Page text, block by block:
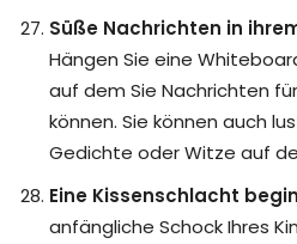
Süße Nachrichten in
Hängen Sie eine
auf dem Sie Nachrichten
können. Sie können auch
Gedichte oder Witze auf
Eine Kissenschlacht
anfängliche Schock Ihres